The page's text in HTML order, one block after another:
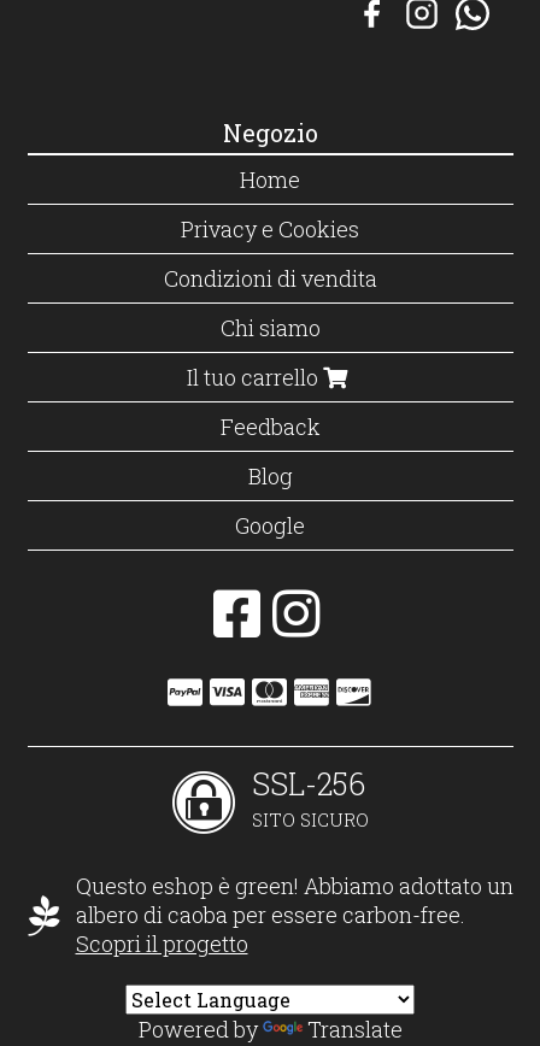
Negozio
Home
Privacy e Cookies
Condizioni di vendita
Chi siamo
Il tuo carrello
Feedback
Blog
Google
SSL-256
SITO SICURO
Questo eshop è green! Abbiamo adottato un
albero di caoba per essere carbon-free.
Scopri il progetto
Powered by Translate